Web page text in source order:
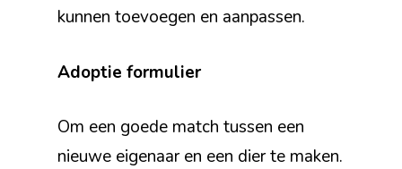
kunnen toevoegen en aanpassen.
Adoptie formulier
Om een goede match tussen een
nieuwe eigenaar en een dier te maken.